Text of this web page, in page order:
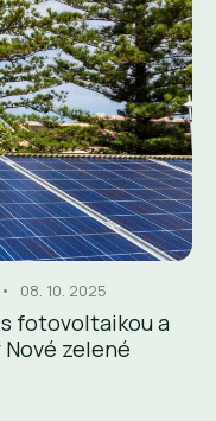
08. 10. 2025
fotovoltaikou a
zelené